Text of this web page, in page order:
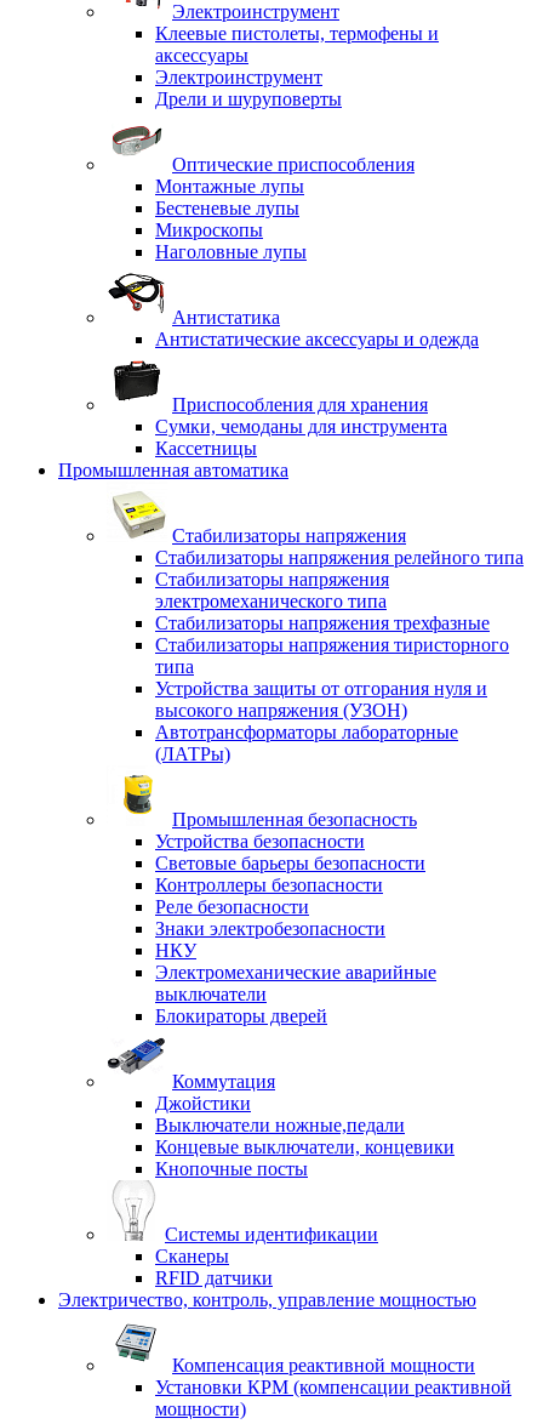
Электроинструмент
Клеевые пистолеты, термофены и
аксессуары
Электроинструмент
Дрели и шуруповерты
Оптические приспособления
Монтажные лупы
Бестеневые лупы
Микроскопы
Наголовные лупы
Антистатика
Антистатические аксессуары и одежда
Приспособления для хранения
Сумки, чемоданы для инструмента
Кассетницы
Промышленная автоматика
Стабилизаторы напряжения
Стабилизаторы напряжения релейного типа
Стабилизаторы напряжения
электромеханического типа
Стабилизаторы напряжения трехфазные
Стабилизаторы напряжения тиристорного
типа
Устройства защиты от отгорания нуля и
высокого напряжения (УЗОН)
Автотрансформаторы лабораторные
(ЛАТРы)
Промышленная безопасность
Устройства безопасности
Световые барьеры безопасности
Контроллеры безопасности
Реле безопасности
Знаки электробезопасности
НКУ
Электромеханические аварийные
выключатели
Блокираторы дверей
Коммутация
Джойстики
Выключатели ножные,педали
Концевые выключатели, концевики
Кнопочные посты
Системы идентификации
Сканеры
RFID датчики
Электричество, контроль, управление мощностью
Компенсация реактивной мощности
Установки КРМ (компенсации реактивной
мощности)